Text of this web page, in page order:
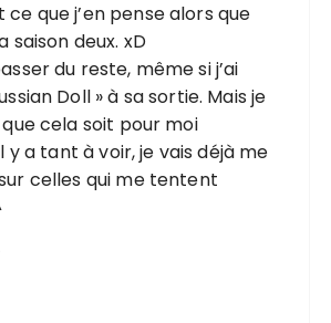
que j’en pense alors que
saison deux. xD
du reste, même si j’ai
Doll » à sa sortie. Mais je
cela soit pour moi
y a tant à voir, je vais déjà me
celles qui me tentent